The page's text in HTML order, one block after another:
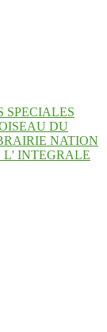
SPECIALES
DU
NATION
L' INTEGRALE